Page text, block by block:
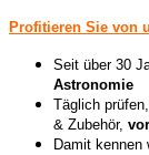
Profitieren Sie von
Seit über 30
Astronomie
Täglich
& Zubehör,
Damit kennen